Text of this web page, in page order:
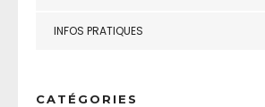
INFOS PRATIQUES
CATÉGORIES